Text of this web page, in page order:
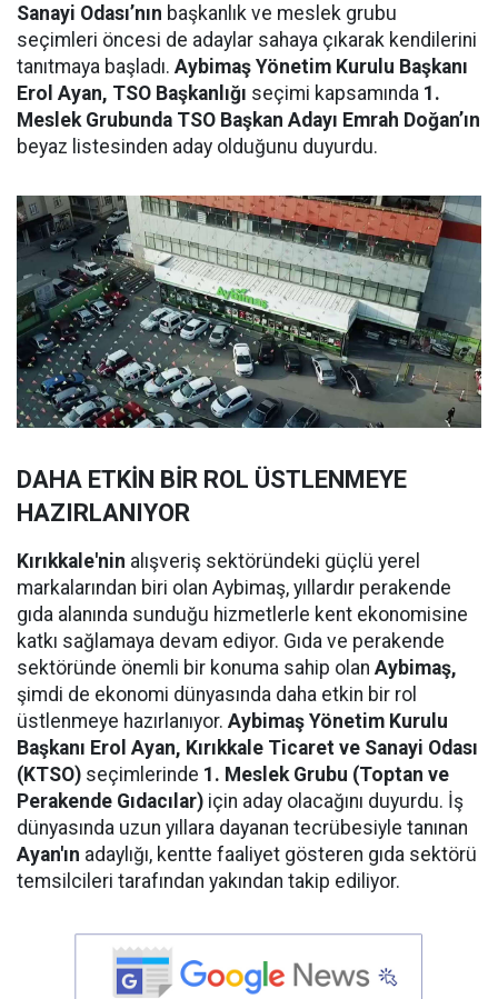
Sanayi Odası’nın başkanlık ve meslek grubu
seçimleri öncesi de adaylar sahaya çıkarak kendilerini
tanıtmaya başladı. Aybimaş Yönetim Kurulu Başkanı
Erol Ayan, TSO Başkanlığı seçimi kapsamında 1.
Meslek Grubunda TSO Başkan Adayı Emrah Doğan’ın
beyaz listesinden aday olduğunu duyurdu.
DAHA ETKİN BİR ROL ÜSTLENMEYE
HAZIRLANIYOR
Kırıkkale'nin alışveriş sektöründeki güçlü yerel
markalarından biri olan Aybimaş, yıllardır perakende
gıda alanında sunduğu hizmetlerle kent ekonomisine
katkı sağlamaya devam ediyor. Gıda ve perakende
sektöründe önemli bir konuma sahip olan Aybimaş,
şimdi de ekonomi dünyasında daha etkin bir rol
üstlenmeye hazırlanıyor. Aybimaş Yönetim Kurulu
Başkanı Erol Ayan, Kırıkkale Ticaret ve Sanayi Odası
(KTSO) seçimlerinde 1. Meslek Grubu (Toptan ve
Perakende Gıdacılar) için aday olacağını duyurdu. İş
dünyasında uzun yıllara dayanan tecrübesiyle tanınan
Ayan'ın adaylığı, kentte faaliyet gösteren gıda sektörü
temsilcileri tarafından yakından takip ediliyor.